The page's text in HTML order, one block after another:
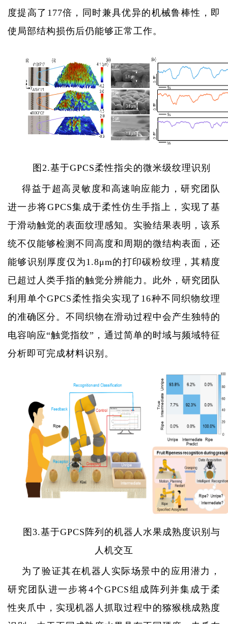
度提高了 177倍，同时兼具优异的机械鲁棒性，即
使局部结构损伤后仍能够正常工作。
图 2.基于GPCS柔性指尖的微米级纹理识别
得益于超高灵敏度和高速响应能力，研究团队
进一步将GPCS集成于柔性仿生手指上，实现了基
于滑动触觉的表面纹理感知。实验结果表明，该系
统不仅能够检测不同高度和周期的微结构表面，还
能够识别厚度仅为1.8μm的打印碳粉纹理，其精度
已超过人类手指的触觉分辨能力。此外，研究团队
利用单个GPCS柔性指尖实现了 16种不同织物纹理
的准确区分。不同织物在滑动过程中会产生独特的
电容响应“触觉指纹”，通过简单的时域与频域特征
分析即可完成材料识别。
图 3.基于GPCS阵列的机器人水果成熟度识别与
人机交互
为了验证其在机器人实际场景中的应用潜力，
研究团队进一步将4个GPCS组成阵列并集成于柔
性夹爪中，实现机器人抓取过程中的猕猴桃成熟度